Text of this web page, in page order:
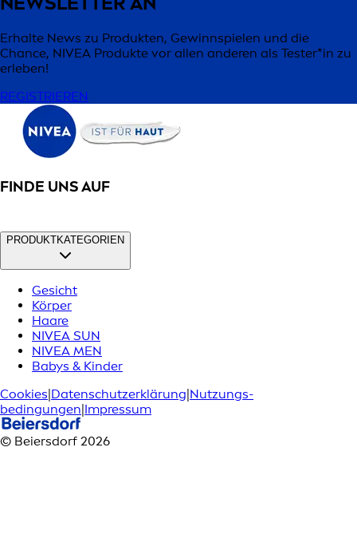
Erhalte News zu Produkten, Gewinnspielen und die
Chance, NIVEA Produkte vor allen anderen als Tester*in zu
erleben!
REGISTRIEREN
FINDE UNS AUF
PRODUKTKATEGORIEN
Gesicht
Körper
Haare
NIVEA SUN
NIVEA MEN
Babys & Kinder
Cookies|Datenschutzerklärung|Nutzungs­
bedingungen|Impressum
© Beiersdorf 2026